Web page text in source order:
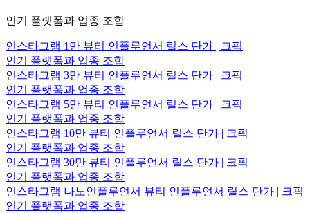
인기 플랫폼과 업종 조합
인스타그램 1만 뷰티 인플루언서 릴스 단가 | 크픽
인기 플랫폼과 업종 조합
인스타그램 3만 뷰티 인플루언서 릴스 단가 | 크픽
인기 플랫폼과 업종 조합
인스타그램 5만 뷰티 인플루언서 릴스 단가 | 크픽
인기 플랫폼과 업종 조합
인스타그램 10만 뷰티 인플루언서 릴스 단가 | 크픽
인기 플랫폼과 업종 조합
인스타그램 30만 뷰티 인플루언서 릴스 단가 | 크픽
인기 플랫폼과 업종 조합
인스타그램 나노인플루언서 뷰티 인플루언서 릴스 단가 | 크픽
인기 플랫폼과 업종 조합